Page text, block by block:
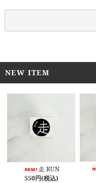
NEW ITEM
走 RUN
550円(税込)